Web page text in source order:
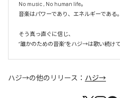
No music , No human life。
音楽はパワーであり、エネルギーである。
そう真っ直ぐに信じ、
ハジ→の他のリリース： ハジ→